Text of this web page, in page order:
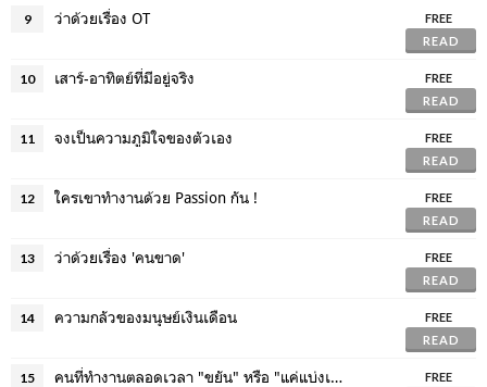
9 ว่าด้วยเรื่อง OT
FREE
READ
10 เสาร์-อาทิตย์ที่มีอยู่จริง
FREE
READ
11 จงเป็นความภูมิใจของตัวเอง
FREE
READ
12 ใครเขาทำงานด้วย Passion กัน !
FREE
READ
13 ว่าด้วยเรื่อง 'คนขาด'
FREE
READ
14 ความกลัวของมนุษย์เงินเดือน
FREE
READ
15 คนที่ทำงานตลอดเวลา "ขยัน" หรือ "แค่แบ่งเวลาไม่เป็น" ?
FREE